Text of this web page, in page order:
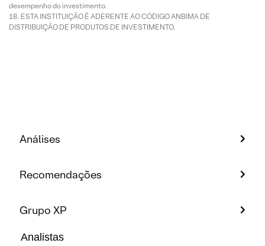
desempenho do investimento.
ESTA INSTITUIÇÃO É ADERENTE AO CÓDIGO ANBIMA DE
DISTRIBUIÇÃO DE PRODUTOS DE INVESTIMENTO.
Análises
Recomendações
Grupo XP
Analistas